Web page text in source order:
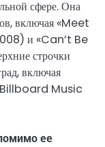
сфере. Она
включая «Meet
и «Can’t Be
строчки
включая
Music
ее